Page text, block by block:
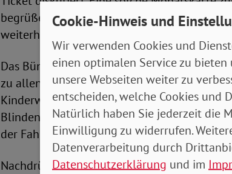
begrüßen. Doch was nützt ein
weiterhin der Zugang zu öffentlichen
Das Bündnis kritisiert, dass es noch immer
zu allen Bussen, Bahnen und Bahnhöfen
Kinderwagen seien nach wie vor
Blindenleitsysteme – von deutlich
der Fahrzeuge einmal ganz zu schweigen.
Nachdrücklich unterstützt das Bündnis die
Cookie-Hinweis und
Wir verwenden Cookies und
einen optimalen Service zu bieten
unsere Webseiten weiter zu
entscheiden, welche Cookies und
Natürlich haben Sie jederzeit die
Einwilligung zu widerrufen.
Datenverarbeitung durch
Datenschutzerklärung und im